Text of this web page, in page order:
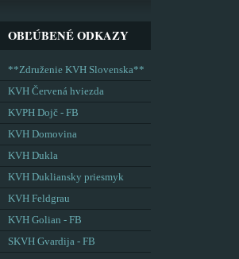
OBĽÚBENÉ ODKAZY
**Združenie KVH Slovenska**
KVH Červená hviezda
KVPH Dojč - FB
KVH Domovina
KVH Dukla
KVH Dukliansky priesmyk
KVH Feldgrau
KVH Golian - FB
SKVH Gvardija - FB